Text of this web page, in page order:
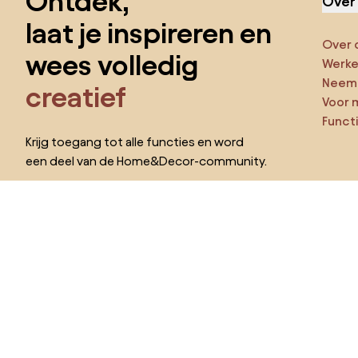
laat je inspireren en
wees volledig
creatief
Krijg toegang tot alle functies en word
een deel van de Home&Decor-community.
Over
Voor